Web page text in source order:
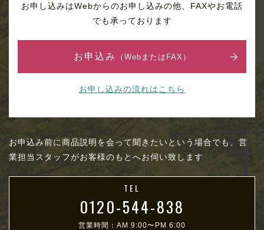
お申し込みはWebからのお申し込みの他、FAXやお電話
でも承っております
お申込み （WebまたはFAX）
お申し込みの流れはこちら
お申込み前に商品説明を会って聞きたいという場合でも、営
業担当スタッフがお客様のもとへお伺い致します
TEL
0120-544-838
営業時間：AM 9:00〜PM 6:00